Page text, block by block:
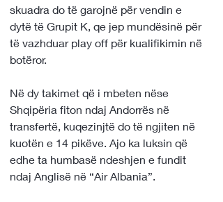
skuadra do të garojnë për vendin e
dytë të Grupit K, qe jep mundësinë për
të vazhduar play off për kualifikimin në
botëror.
Në dy takimet që i mbeten nëse
Shqipëria fiton ndaj Andorrës në
transfertë, kuqezinjtë do të ngjiten në
kuotën e 14 pikëve. Ajo ka luksin që
edhe ta humbasë ndeshjen e fundit
ndaj Anglisë në “Air Albania”.